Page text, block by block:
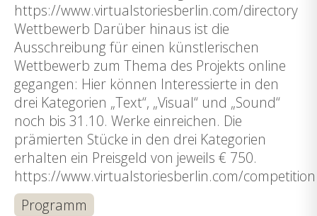
https://www.virtualstoriesberlin.com/directory
Wettbewerb Darüber hinaus ist die
Ausschreibung für einen künstlerischen
Wettbewerb zum Thema des Projekts online
gegangen: Hier können Interessierte in den
drei Kategorien „Text“, „Visual“ und „Sound“
noch bis 31.10. Werke einreichen. Die
prämierten Stücke in den drei Kategorien
erhalten ein Preisgeld von jeweils € 750.
https://www.virtualstoriesberlin.com/competition
Programm